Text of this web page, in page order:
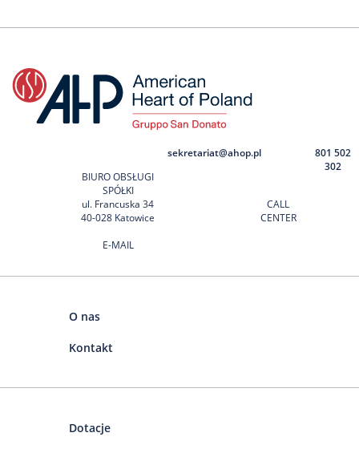
BIURO OBSŁUGI
SPÓŁKI
ul. Francuska 34
40-028 Katowice
E-MAIL
sekretariat@ahop.pl
CALL
CENTER
801 502
302
O nas
Kontakt
Dotacje